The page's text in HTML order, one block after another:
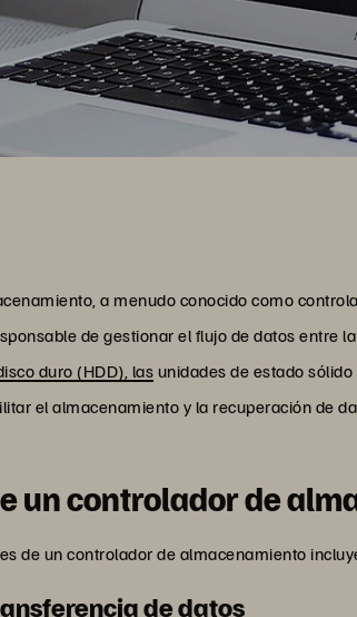
a menudo conocido como
de gestionar el flujo de datos entre la
duro (HDD), lasunidades de estado
el almacenamiento y la recuperación de
un controlador de
de un controlador de almacenamiento
de datos